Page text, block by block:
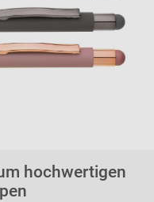
hochwertigen